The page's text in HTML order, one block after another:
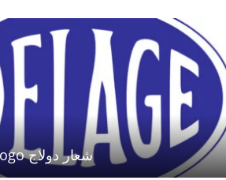
شعار دولاج Delage Logo